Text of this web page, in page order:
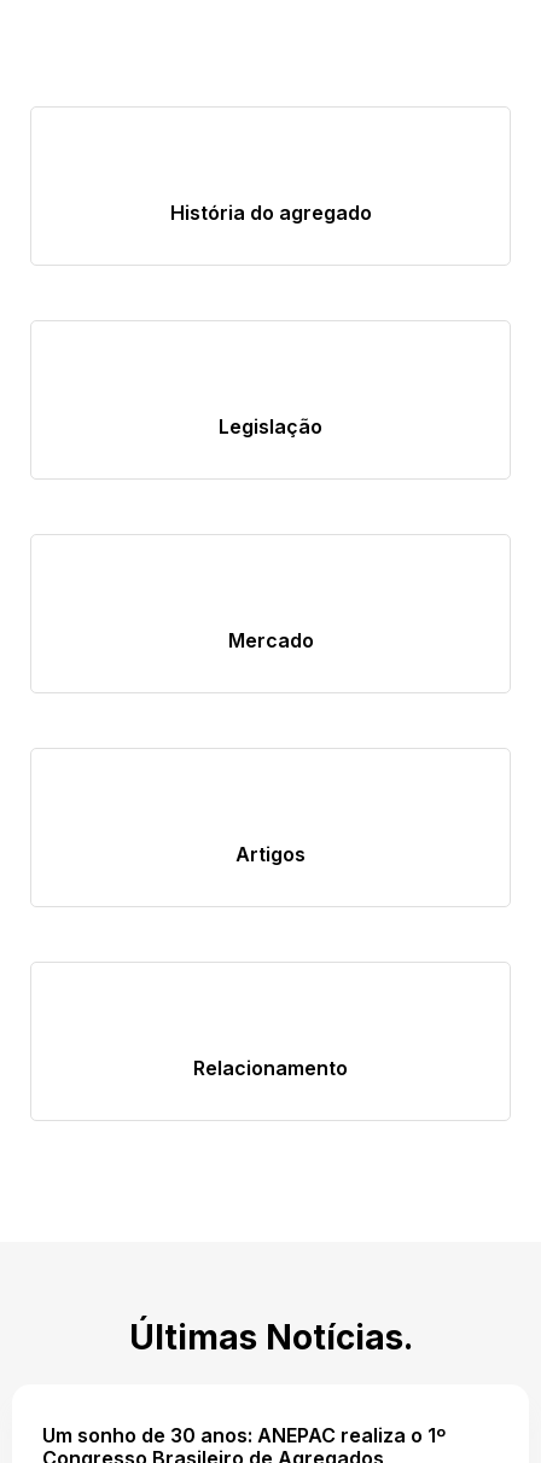
História do agregado
Legislação
Mercado
Artigos
Relacionamento
Últimas Notícias.
Um sonho de 30 anos: ANEPAC realiza o 1º
Congresso Brasileiro de Agregados